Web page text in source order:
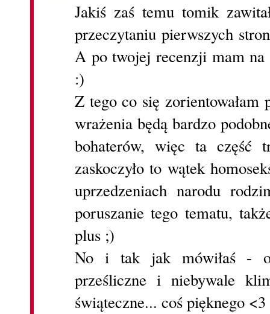
Jakiś zaś temu tomik
przeczytaniu pierwszych
A po twojej recenzji mam na
:)
Z tego co się
wrażenia będą bardzo
bohaterów, więc ta
zaskoczyło to wątek
uprzedzeniach narodu
poruszanie tego tematu,
plus ;)
No i tak jak mówiłaś -
prześliczne i niebywale
świąteczne... coś pięknego <3